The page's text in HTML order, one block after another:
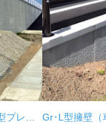
レキ
Gr･L型擁壁（